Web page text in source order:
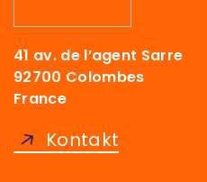
41 av. de l’agent Sarre
92700 Colombes
France
Kontakt